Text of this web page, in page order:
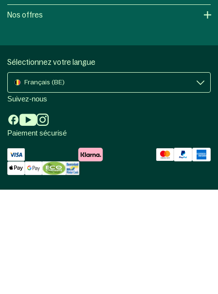
Nos offres
Sélectionnez votre langue
Français (BE)
Suivez-nous
Paiement sécurisé